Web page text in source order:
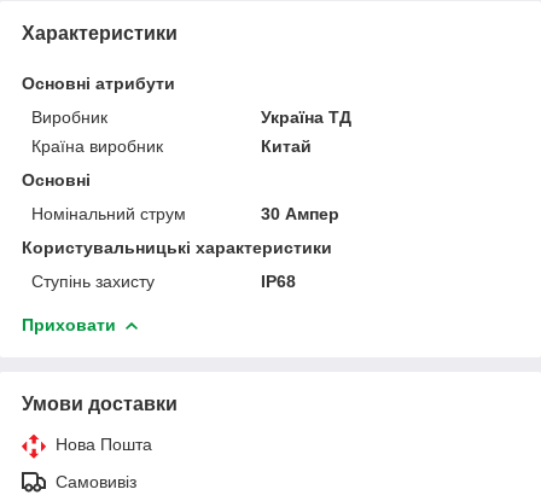
Характеристики
Основні атрибути
Виробник
Україна ТД
Країна виробник
Китай
Основні
Номінальний струм
30 Ампер
Користувальницькі характеристики
Ступінь захисту
IP68
Приховати
Умови доставки
Нова Пошта
Самовивіз